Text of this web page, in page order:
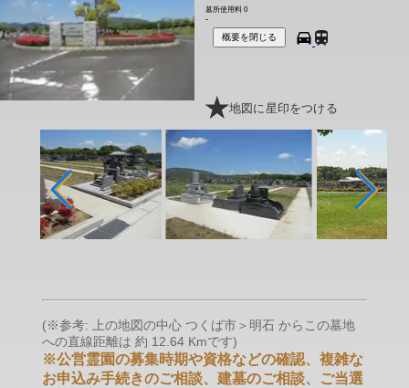
墓所使用料 0
-
概要を閉じる
地図に星印をつける
(※参考: 上の地図の中心 つくば市＞明石 からこの墓地
への直線距離は 約 12.64 Kmです)
※公営霊園の募集時期や資格などの確認、複雑な
お申込み手続きのご相談、建墓のご相談、ご当選